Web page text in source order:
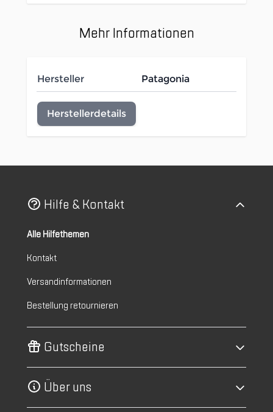
Mehr Informationen
Hersteller Patagonia
Herstellerdetails
Hilfe & Kontakt
Alle Hilfethemen
Kontakt
Versandinformationen
Bestellung retournieren
Gutscheine
Über uns